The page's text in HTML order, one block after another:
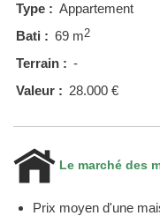
Type : Appartement
Bati : 69 m2
Terrain : -
Valeur : 28.000 €
Le marché des
Prix moyen d'une